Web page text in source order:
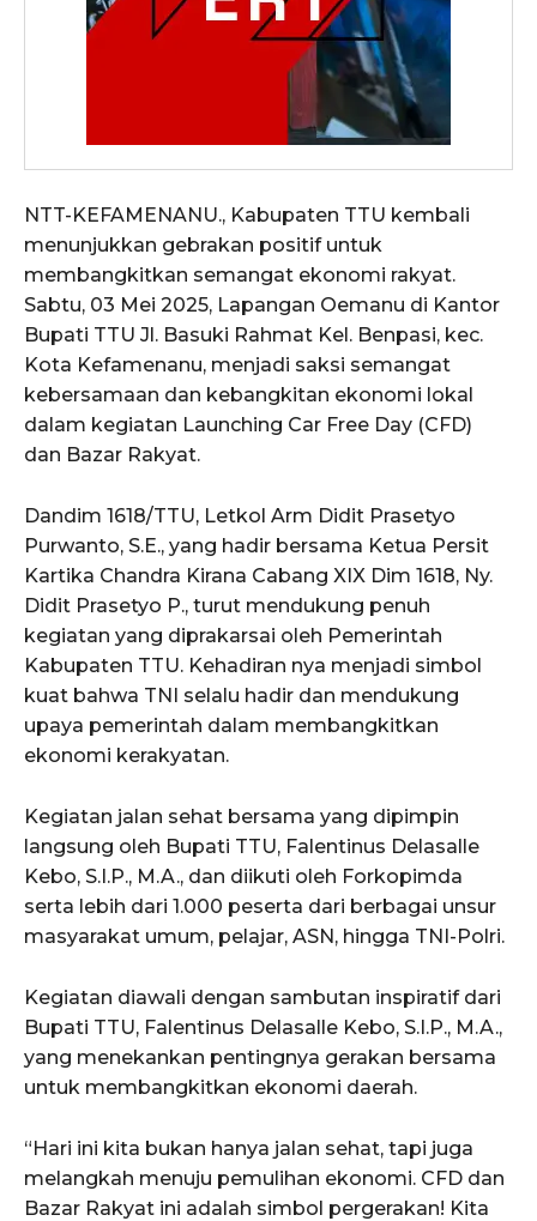
NTT-KEFAMENANU., Kabupaten TTU kembali
menunjukkan gebrakan positif untuk
membangkitkan semangat ekonomi rakyat.
Sabtu, 03 Mei 2025, Lapangan Oemanu di Kantor
Bupati TTU Jl. Basuki Rahmat Kel. Benpasi, kec.
Kota Kefamenanu, menjadi saksi semangat
kebersamaan dan kebangkitan ekonomi lokal
dalam kegiatan Launching Car Free Day (CFD)
dan Bazar Rakyat.
Dandim 1618/TTU, Letkol Arm Didit Prasetyo
Purwanto, S.E., yang hadir bersama Ketua Persit
Kartika Chandra Kirana Cabang XIX Dim 1618, Ny.
Didit Prasetyo P., turut mendukung penuh
kegiatan yang diprakarsai oleh Pemerintah
Kabupaten TTU. Kehadiran nya menjadi simbol
kuat bahwa TNI selalu hadir dan mendukung
upaya pemerintah dalam membangkitkan
ekonomi kerakyatan.
Kegiatan jalan sehat bersama yang dipimpin
langsung oleh Bupati TTU, Falentinus Delasalle
Kebo, S.I.P., M.A., dan diikuti oleh Forkopimda
serta lebih dari 1.000 peserta dari berbagai unsur
masyarakat umum, pelajar, ASN, hingga TNI-Polri.
Kegiatan diawali dengan sambutan inspiratif dari
Bupati TTU, Falentinus Delasalle Kebo, S.I.P., M.A.,
yang menekankan pentingnya gerakan bersama
untuk membangkitkan ekonomi daerah.
“Hari ini kita bukan hanya jalan sehat, tapi juga
melangkah menuju pemulihan ekonomi. CFD dan
Bazar Rakyat ini adalah simbol pergerakan! Kita